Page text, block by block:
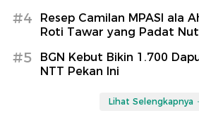
#4
Resep Camilan MPASI ala
Roti Tawar yang Padat
#5
BGN Kebut Bikin 1.700
NTT Pekan Ini
Lihat Selengkapnya